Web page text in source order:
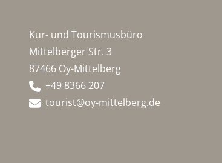
Kur- und Tourismusbüro
Mittelberger Str. 3
87466 Oy-Mittelberg
+49 8366 207
tourist@oy-mittelberg.de